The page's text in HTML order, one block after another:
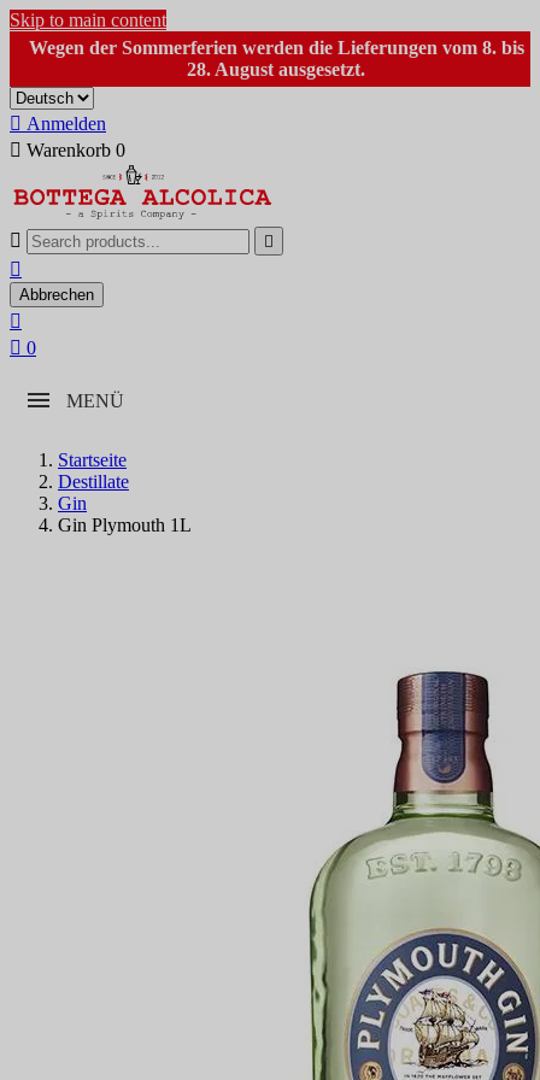
Skip to main content
Wegen der Sommerferien werden die Lieferungen vom 8. bis
28. August ausgesetzt.
 Anmelden
 Warenkorb 0
 

Abbrechen

 0
MENÜ
Startseite
Destillate
Gin
Gin Plymouth 1L